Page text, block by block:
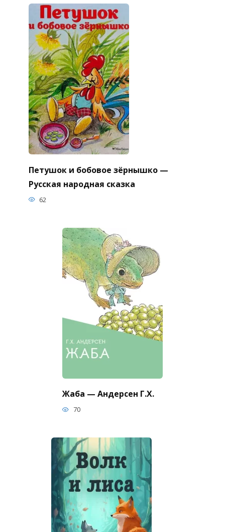
Петушок и бобовое зёрнышко —
Русская народная сказка
62
Жаба — Андерсен Г.Х.
70